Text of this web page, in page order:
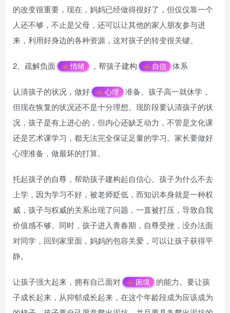
的改变很重要，现在，妈妈已经做得很好了，但仅仅靠一个
人还不够，不止是父母，还可以让其他的家人朋友参与进
来，利用好身边的各种资源，这对孩子的转变很关键。
2、疏解负面 情绪 ，帮孩子建构 自信 体系
认清孩子的状况，做好 心理
准备。孩子高一就休学，
但现在恢复的状况还不是十分理想。现阶段要认清孩子的状
况，孩子是有上进心的，但内心还缺乏动力，不管是文化课
还是艺术课学习，都无法完全保证足量的学习。家长要做好
心理准备，做最坏的打算。
托起孩子的自尊，帮助孩子建构起自信心。孩子为什么不去
上学，因为学习不好，被老师贬低，而知识本身就是一种权
威，孩子与权威的关系出现了问题，一直被打压，导致自我
价值感不够。同时，孩子进入青春期，自尊受挫，没办法面
对同学，回到家里面，妈妈的包容关爱，可以让孩子获得平
静。
让孩子强大起来，拥有自己面对 困境
的能力。要让孩
子成长起来，从抑郁成长起来，在这个年龄段成为应该成为